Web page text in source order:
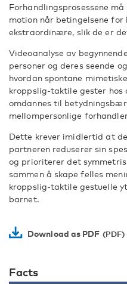
Forhandlingsprosessene
motion når betingelsene for
ekstraordinære, slik de er
Videoanalyse av
personer og deres seende
hvordan spontane
kroppslig-taktile gester hos
omdannes til
mellompersonlige
Dette krever imidlertid at
partneren reduserer sin
og prioriterer det
sammen å skape felles
kroppslig-taktile gestuelle
barnet.
Download as PDF
Facts